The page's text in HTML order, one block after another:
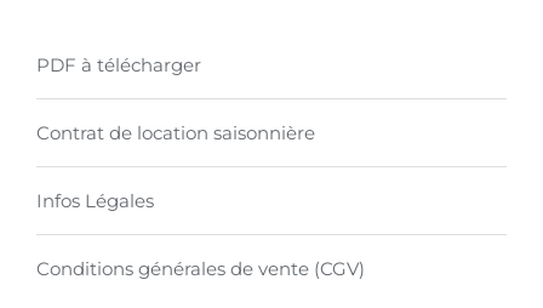
PDF à télécharger
Contrat de location saisonnière
Infos Légales
Conditions générales de vente (CGV)